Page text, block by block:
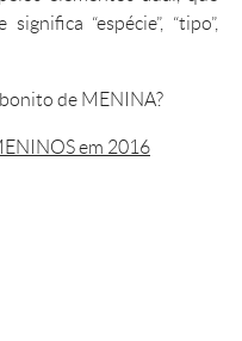
“espécie”, “tipo”,
bonito de MENINA?
em 2016